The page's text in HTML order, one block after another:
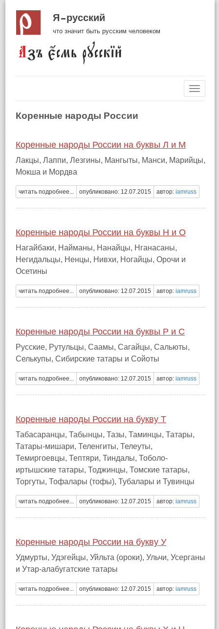
Я русский
что значит быть русским человеком
Коренные народы России
Коренные народы России на буквы Л и М
Лакцы, Лаппи, Лезгины, Мангыты, Манси, Марийцы,
Мокша и Мордва
читать подробнее... опубликовано: 12.07.2015 автор: iamruss
Коренные народы России на буквы Н и О
Нагайбаки, Найманы, Нанайцы, Нганасаны,
Негидальцы, Ненцы, Нивхи, Ногайцы, Орочи и
Осетины
читать подробнее... опубликовано: 12.07.2015 автор: iamruss
Коренные народы России на буквы Р и С
Русские, Рутульцы, Саамы, Сагайцы, Сальюты,
Селькупы, Сибирские татары и Сойоты
читать подробнее... опубликовано: 12.07.2015 автор: iamruss
Коренные народы России на букву Т
Табасаранцы, Табынцы, Тазы, Таминцы, Татары,
Татары-мишари, Теленгиты, Телеуты,
Темиргоевцы, Тептяри, Тиндалы, Тоболо-
иртышские татары, Тоджинцы, Томские татары,
Торгуты, Тофалары (тофы), Тубалары и Тувинцы
читать подробнее... опубликовано: 12.07.2015 автор: iamruss
Коренные народы России на букву У
Удмурты, Удэгейцы, Уйльта (ороки), Ульчи, Усерганы
и Утар-алабугатские татары
читать подробнее... опубликовано: 12.07.2015 автор: iamruss